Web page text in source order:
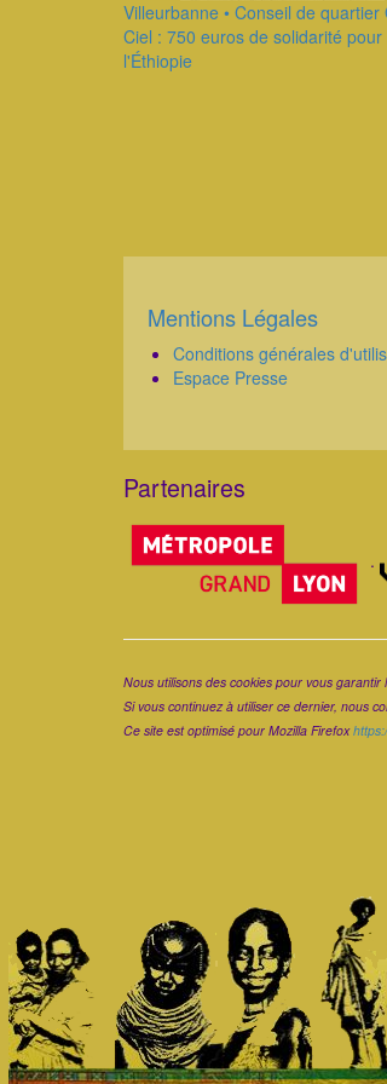
Villeurbanne • Conseil de quartier
Ciel : 750 euros de solidarité pour
l'Éthiopie
Corps
Mentions Légales
Conditions générales
Espace Presse
Partenaires
Corps
.
Nous utilisons des cookies pour vous
Si vous continuez à utiliser ce dernier, nous
Ce site est optimisé pour Mozilla Firefox